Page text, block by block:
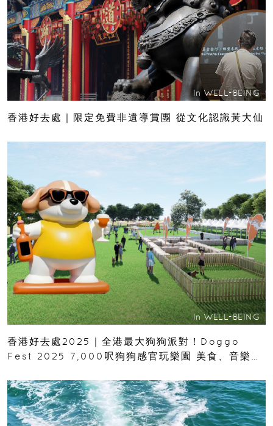
In WELL-BEING
香港好去處｜限定免費非遺導賞團 從文化認識黃大仙
In WELL-BEING
香港好去處2025｜全港最大狗狗派對！Doggo
Fest 2025 7,000呎狗狗感官玩樂園 美食、音樂派